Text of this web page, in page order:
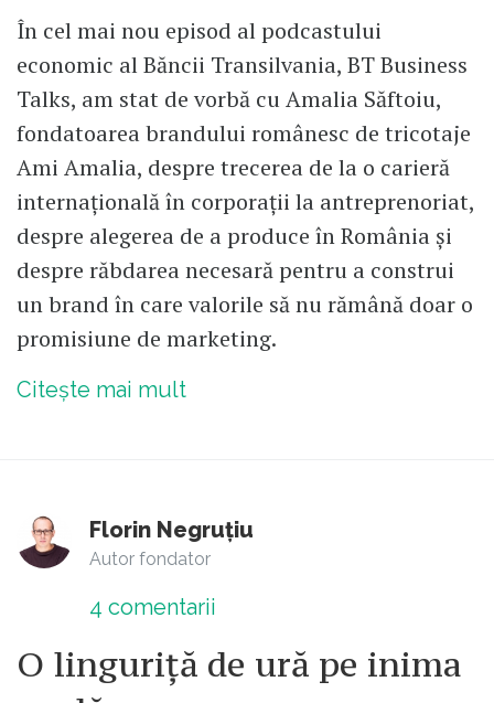
În cel mai nou episod al podcastului
economic al Băncii Transilvania, BT Business
Talks, am stat de vorbă cu Amalia Săftoiu,
fondatoarea brandului românesc de tricotaje
Ami Amalia, despre trecerea de la o carieră
internațională în corporații la antreprenoriat,
despre alegerea de a produce în România și
despre răbdarea necesară pentru a construi
un brand în care valorile să nu rămână doar o
promisiune de marketing.
Citește mai mult
Florin Negruțiu
Autor fondator
4 comentarii
O linguriță de ură pe inima